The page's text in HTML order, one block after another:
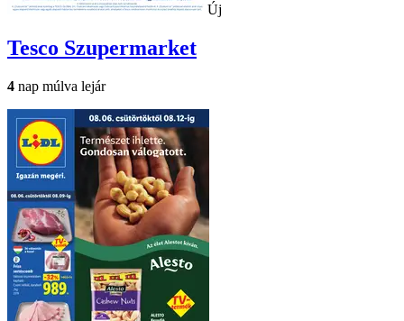
Új
Tesco Szupermarket
4 nap múlva lejár